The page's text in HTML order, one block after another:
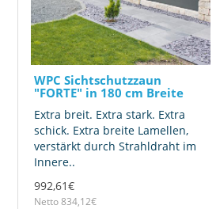
WPC Sichtschutzzaun
"FORTE" in 180 cm Breite
Extra breit. Extra stark. Extra
schick. Extra breite Lamellen,
verstärkt durch Strahldraht im
Innere..
992,61€
Netto 834,12€